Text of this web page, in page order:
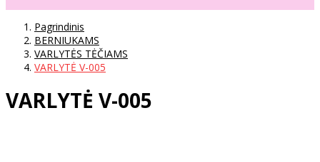
Pagrindinis
BERNIUKAMS
VARLYTĖS TĖČIAMS
VARLYTĖ V-005
VARLYTĖ V-005